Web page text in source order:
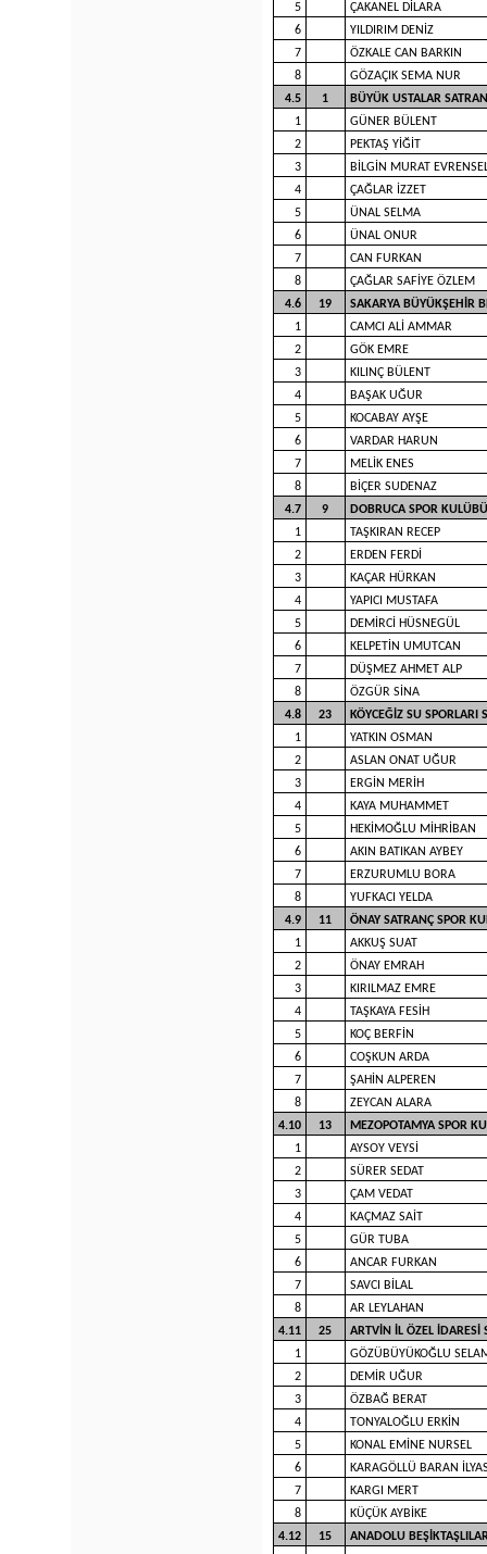
5
ÇAKANEL DİLARA
6
YILDIRIM DENİZ
7
ÖZKALE CAN BARKIN
8
GÖZAÇIK SEMA NUR
4.5
1
BÜYÜK USTALAR
1
GÜNER BÜLENT
2
PEKTAŞ YİĞİT
3
BİLGİN MURAT
4
ÇAĞLAR İZZET
5
ÜNAL SELMA
6
ÜNAL ONUR
7
CAN FURKAN
8
ÇAĞLAR SAFİYE ÖZLEM
4.6
19
SAKARYA BÜYÜKŞEHİR
1
CAMCI ALİ AMMAR
2
GÖK EMRE
3
KILINÇ BÜLENT
4
BAŞAK UĞUR
5
KOCABAY AYŞE
6
VARDAR HARUN
7
MELİK ENES
8
BİÇER SUDENAZ
4.7
9
DOBRUCA SPOR
1
TAŞKIRAN RECEP
2
ERDEN FERDİ
3
KAÇAR HÜRKAN
4
YAPICI MUSTAFA
5
DEMİRCİ HÜSNEGÜL
6
KELPETİN UMUTCAN
7
DÜŞMEZ AHMET ALP
8
ÖZGÜR SİNA
4.8
23
KÖYCEĞİZ SU
1
YATKIN OSMAN
2
ASLAN ONAT UĞUR
3
ERGİN MERİH
4
KAYA MUHAMMET
5
HEKİMOĞLU MİHRİBAN
6
AKIN BATIKAN AYBEY
7
ERZURUMLU BORA
8
YUFKACI YELDA
4.9
11
ÖNAY SATRANÇ SPOR
1
AKKUŞ SUAT
2
ÖNAY EMRAH
3
KIRILMAZ EMRE
4
TAŞKAYA FESİH
5
KOÇ BERFİN
6
COŞKUN ARDA
7
ŞAHİN ALPEREN
8
ZEYCAN ALARA
4.10
13
MEZOPOTAMYA SPOR
1
AYSOY VEYSİ
2
SÜRER SEDAT
3
ÇAM VEDAT
4
KAÇMAZ SAİT
5
GÜR TUBA
6
ANCAR FURKAN
7
SAVCI BİLAL
8
AR LEYLAHAN
4.11
25
ARTVİN İL ÖZEL İDARESİ
1
GÖZÜBÜYÜKOĞLU
2
DEMİR UĞUR
3
ÖZBAĞ BERAT
4
TONYALOĞLU ERKİN
5
KONAL EMİNE NURSEL
6
KARAGÖLLÜ BARAN
7
KARGI MERT
8
KÜÇÜK AYBİKE
4.12
15
ANADOLU